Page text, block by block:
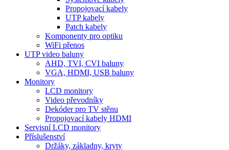
Propojovací kabely
UTP kabely
Patch kabely
Komponenty pro optiku
WiFi přenos
UTP video baluny
AHD, TVI, CVI baluny
VGA, HDMI, USB baluny
Monitory
LCD monitory
Video převodníky
Dekóder pro TV stěnu
Propojovací kabely HDMI
Servisní LCD monitory
Příslušenství
Držáky, základny, kryty